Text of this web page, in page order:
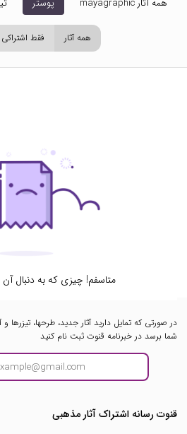
همه آثار mayagraphic پوستر
همه آثار فقط اشتراکی
متاسفم! چیزی که به دنبال آن
در صورتی که تمایل دارید آثار جدید، طرحها، تیزرها
شما برسد در خبرنامه قنوت ثبت نام کنید
قنوت رسانه اشتراک آثار مذهبی